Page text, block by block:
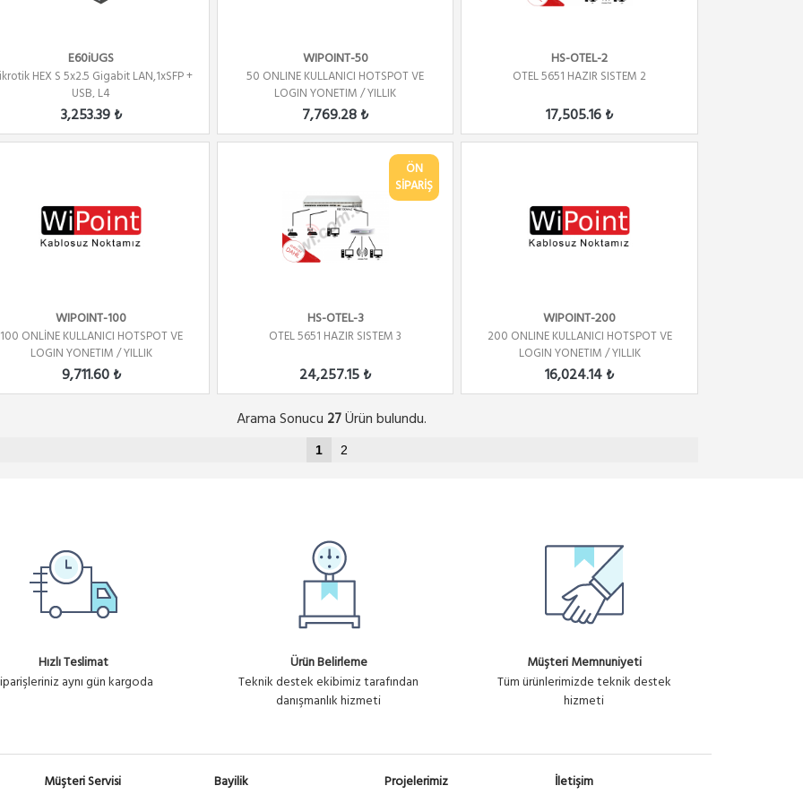
E60iUGS
HEX S 5x2.5 Gigabit LAN,1xSFP +
USB, L4
3,253.39 ₺
WIPOINT-50
50 ONLINE KULLANICI HOTSPOT VE
LOGIN YONETIM / YILLIK
7,769.28 ₺
HS-OTEL-2
OTEL 5651 HAZIR SISTEM 2
17,505.16 ₺
WIPOINT-100
100 ONLİNE KULLANICI HOTSPOT VE
LOGIN YONETIM / YILLIK
9,711.60 ₺
ÖN
SİPARİŞ
HS-OTEL-3
OTEL 5651 HAZIR SISTEM 3
24,257.15 ₺
WIPOINT-200
200 ONLINE KULLANICI HOTSPOT VE
LOGIN YONETIM / YILLIK
16,024.14 ₺
Arama Sonucu 27Ürün bulundu.
1 2
Hızlı Teslimat
aynı gün kargoda
Ürün Belirleme
Teknik destek ekibimiz tarafından
danışmanlık hizmeti
Müşteri Memnuniyeti
Tüm ürünlerimizde teknik destek
hizmeti
Müşteri Servisi
Bayilik
Projelerimiz
İletişim